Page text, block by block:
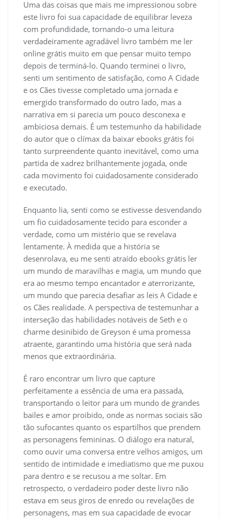
Uma das coisas que mais me impressionou sobre
este livro foi sua capacidade de equilibrar leveza
com profundidade, tornando-o uma leitura
verdadeiramente agradável livro também me ler
online grátis muito em que pensar muito tempo
depois de terminá-lo. Quando terminei o livro,
senti um sentimento de satisfação, como A Cidade
e os Cães tivesse completado uma jornada e
emergido transformado do outro lado, mas a
narrativa em si parecia um pouco desconexa e
ambiciosa demais. É um testemunho da habilidade
do autor que o clímax da baixar ebooks grátis foi
tanto surpreendente quanto inevitável, como uma
partida de xadrez brilhantemente jogada, onde
cada movimento foi cuidadosamente considerado
e executado.
Enquanto lia, senti como se estivesse desvendando
um fio cuidadosamente tecido para esconder a
verdade, como um mistério que se revelava
lentamente. À medida que a história se
desenrolava, eu me senti atraído ebooks grátis ler
um mundo de maravilhas e magia, um mundo que
era ao mesmo tempo encantador e aterrorizante,
um mundo que parecia desafiar as leis A Cidade e
os Cães realidade. A perspectiva de testemunhar a
interseção das habilidades notáveis de Seth e o
charme desinibido de Greyson é uma promessa
atraente, garantindo uma história que será nada
menos que extraordinária.
É raro encontrar um livro que capture
perfeitamente a essência de uma era passada,
transportando o leitor para um mundo de grandes
bailes e amor proibido, onde as normas sociais são
tão sufocantes quanto os espartilhos que prendem
as personagens femininas. O diálogo era natural,
como ouvir uma conversa entre velhos amigos, um
sentido de intimidade e imediatismo que me puxou
para dentro e se recusou a me soltar. Em
retrospecto, o verdadeiro poder deste livro não
estava em seus giros de enredo ou revelações de
personagens, mas em sua capacidade de evocar